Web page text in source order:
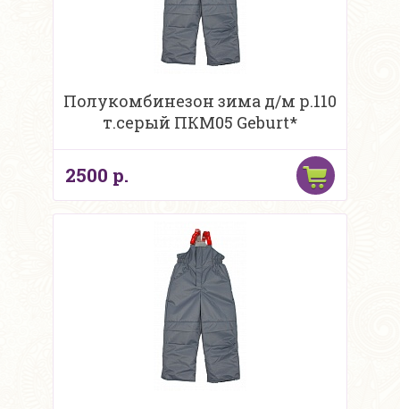
Полукомбинезон зима д/м р.110
т.серый ПКМ05 Geburt*
2500 р.